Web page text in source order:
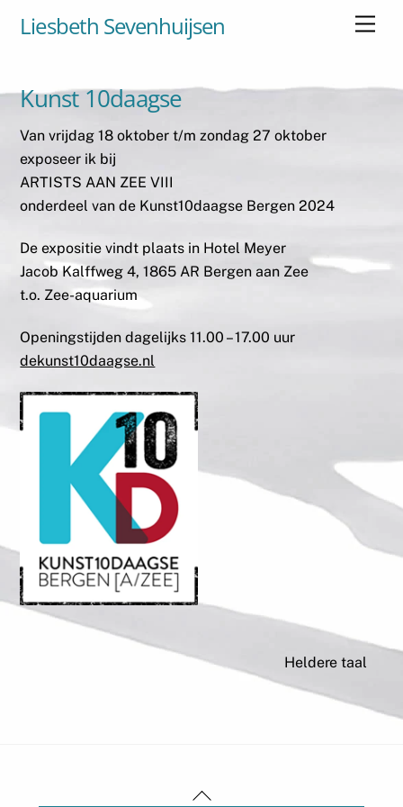
Liesbeth Sevenhuijsen
Kunst 10daagse
Van vrijdag 18 oktober t/m zondag 27 oktober
exposeer ik bij
ARTISTS AAN ZEE VIII
onderdeel van de Kunst10daagse Bergen 2024
De expositie vindt plaats in Hotel Meyer
Jacob Kalffweg 4, 1865 AR Bergen aan Zee
t.o. Zee-aquarium
Openingstijden dagelijks 11.00 – 17.00 uur
dekunst10daagse.nl
Heldere taal
Back